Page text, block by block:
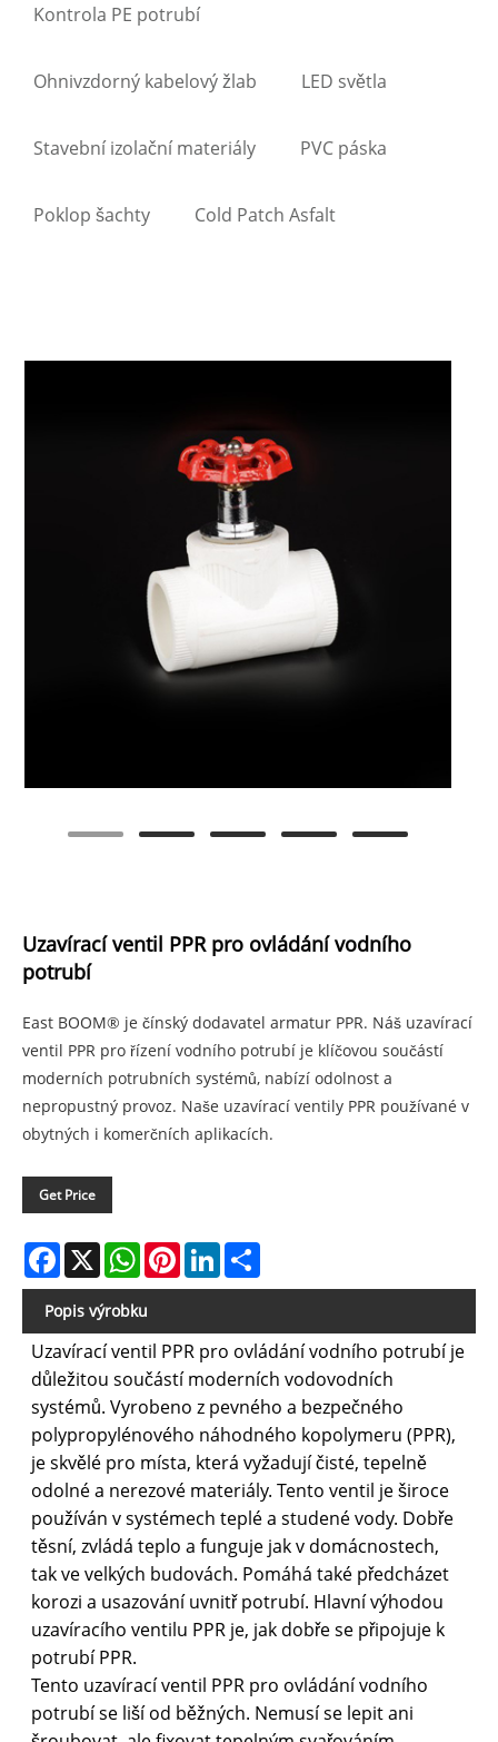
Kontrola PE potrubí
Ohnivzdorný kabelový žlab LED světla
Stavební izolační materiály PVC páska
Poklop šachty Cold Patch Asfalt
Uzavírací ventil PPR pro ovládání vodního
potrubí
East BOOM® je čínský dodavatel armatur PPR. Náš uzavírací
ventil PPR pro řízení vodního potrubí je klíčovou součástí
moderních potrubních systémů, nabízí odolnost a
nepropustný provoz. Naše uzavírací ventily PPR používané v
obytných i komerčních aplikacích.
Get Price
Facebook
X WhatsAppPinterestLinkedIn
Popis výrobku
Uzavírací ventil PPR pro ovládání vodního potrubí je
důležitou součástí moderních vodovodních
systémů. Vyrobeno z pevného a bezpečného
polypropylénového náhodného kopolymeru (PPR),
je skvělé pro místa, která vyžadují čisté, tepelně
odolné a nerezové materiály. Tento ventil je široce
používán v systémech teplé a studené vody. Dobře
těsní, zvládá teplo a funguje jak v domácnostech,
tak ve velkých budovách. Pomáhá také předcházet
korozi a usazování uvnitř potrubí. Hlavní výhodou
uzavíracího ventilu PPR je, jak dobře se připojuje k
potrubí PPR.
Tento uzavírací ventil PPR pro ovládání vodního
potrubí se liší od běžných. Nemusí se lepit ani